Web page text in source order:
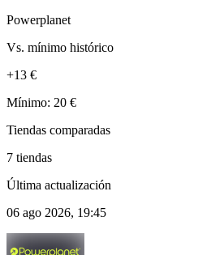
Powerplanet
Vs. mínimo histórico
+13 €
Mínimo: 20 €
Tiendas comparadas
7 tiendas
Última actualización
06 ago 2026, 19:45